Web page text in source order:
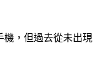
機，但過去從未出現